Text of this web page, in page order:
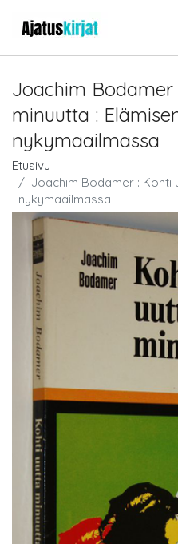
Joachim
minuutta :
nykymaailmassa
Etusivu
Joachim Bodamer : Kohti
nykymaailmassa